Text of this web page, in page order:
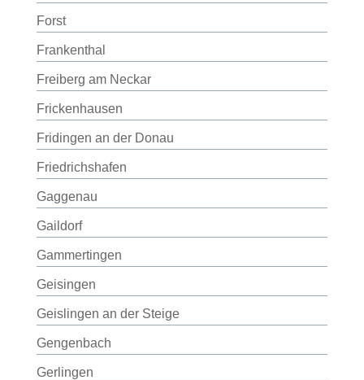
Forst
Frankenthal
Freiberg am Neckar
Frickenhausen
Fridingen an der Donau
Friedrichshafen
Gaggenau
Gaildorf
Gammertingen
Geisingen
Geislingen an der Steige
Gengenbach
Gerlingen